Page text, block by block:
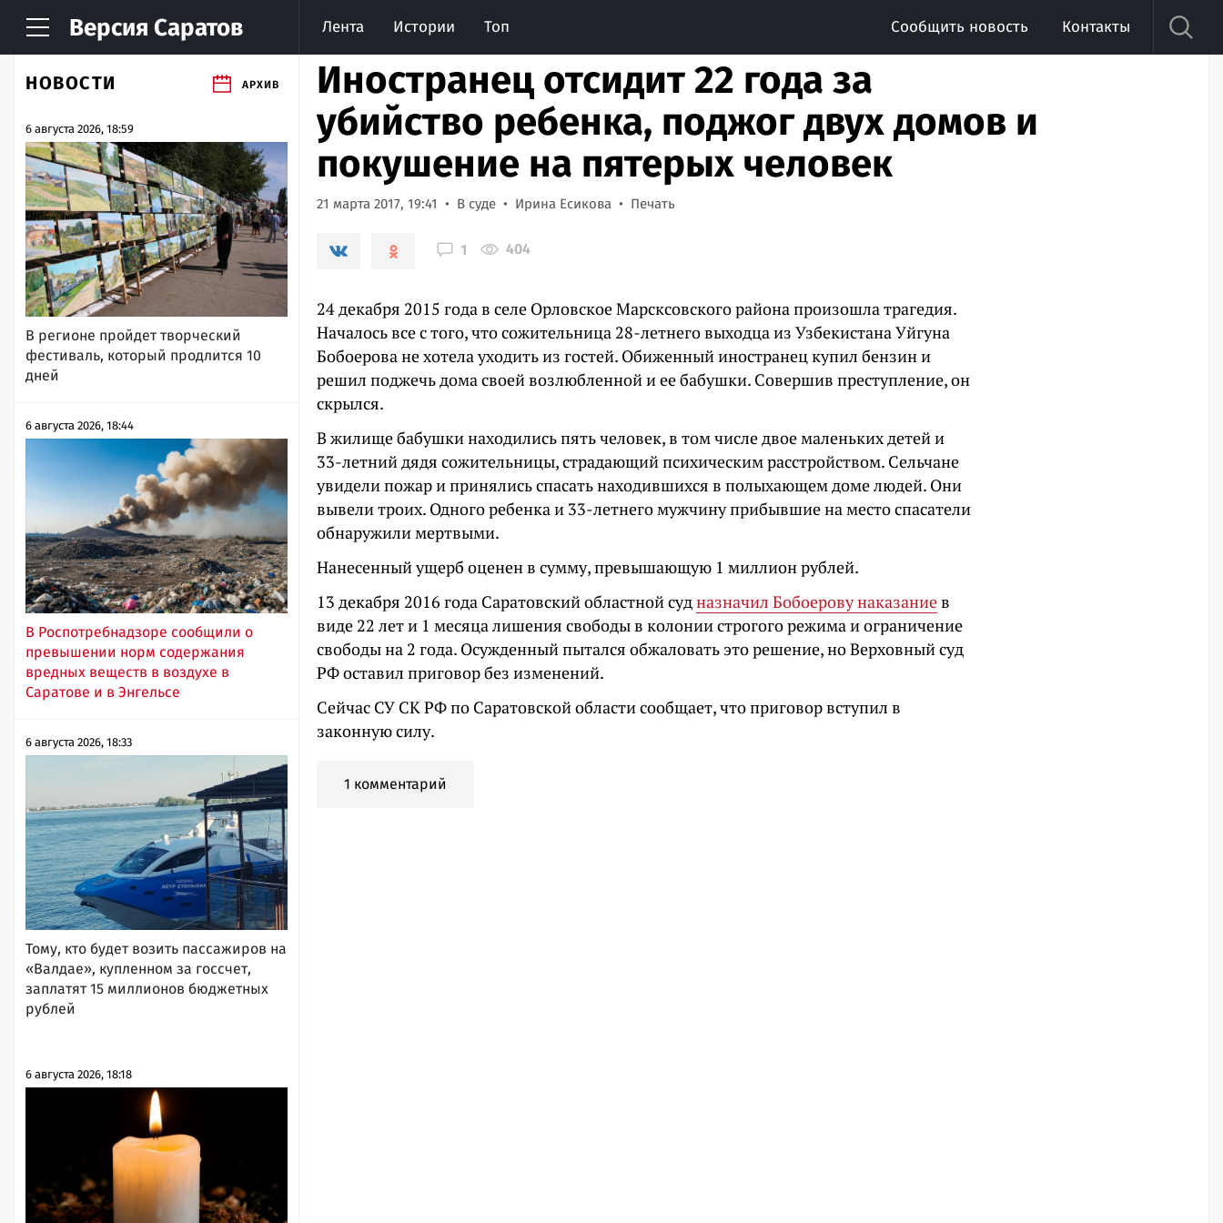
Версия Саратов Лента Истории Топ Сообщить новость Контакты
НОВОСТИ АРХИВ
6 августа 2026, 18:59
В регионе пройдет творческий
фестиваль, который продлится 10
дней
6 августа 2026, 18:44
В Роспотребнадзоре сообщили о
превышении норм содержания
вредных веществ в воздухе в
Саратове и в Энгельсе
6 августа 2026, 18:33
Тому, кто будет возить пассажиров на
«Валдае», купленном за госсчет,
заплатят 15 миллионов бюджетных
рублей
6 августа 2026, 18:18
Иностранец отсидит 22 года за
убийство ребенка, поджог двух домов и
покушение на пятерых человек
21 марта 2017, 19:41 В суде Ирина Есикова Печать
1 404
24 декабря 2015 года в селе Орловское Марсксовского района произошла трагедия.
Началось все с того, что сожительница 28-летнего выходца из Узбекистана Уйгуна
Бобоерова не хотела уходить из гостей. Обиженный иностранец купил бензин и
решил поджечь дома своей возлюбленной и ее бабушки. Совершив преступление, он
скрылся.
В жилище бабушки находились пять человек, в том числе двое маленьких детей и
33-летний дядя сожительницы, страдающий психическим расстройством. Сельчане
увидели пожар и принялись спасать находившихся в полыхающем доме людей. Они
вывели троих. Одного ребенка и 33-летнего мужчину прибывшие на место спасатели
обнаружили мертвыми.
Нанесенный ущерб оценен в сумму, превышающую 1 миллион рублей.
13 декабря 2016 года Саратовский областной судназначил Бобоерову наказаниев
виде 22 лет и 1 месяца лишения свободы в колонии строгого режима и ограничение
свободы на 2 года. Осужденный пытался обжаловать это решение, но Верховный суд
РФ оставил приговор без изменений.
Сейчас СУ СК РФ по Саратовской области сообщает, что приговор вступил в
законную силу.
1 комментарий